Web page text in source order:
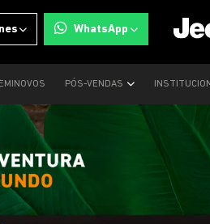
WhatsApp
PÓS-VENDAS